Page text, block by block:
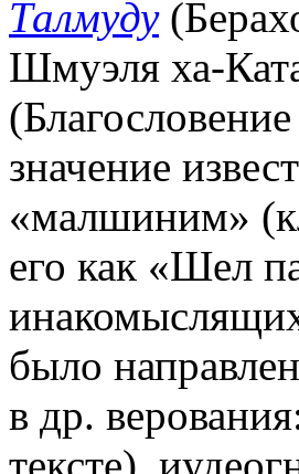
Талмуду
Шмуэля ха-
значение
«малшиним»
его как «Шел
было
в др.
тексте),